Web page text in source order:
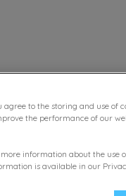
Boutique en
agree to the storing and use of
the performance of our
more information about the
is available in our